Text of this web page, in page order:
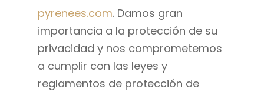
pyrenees.com. Damos gran
importancia a la protección de su
privacidad y nos comprometemos
a cumplir con las leyes y
reglamentos de protección de